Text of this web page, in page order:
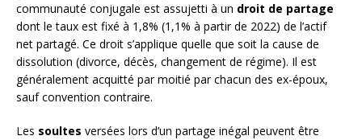
communauté conjugale est assujetti à un droit de partage
dont le taux est fixé à 1,8% (1,1% à partir de 2022) de l’actif
net partagé. Ce droit s’applique quelle que soit la cause de
dissolution (divorce, décès, changement de régime). Il est
généralement acquitté par moitié par chacun des ex-époux,
sauf convention contraire.
Les soultes versées lors d’un partage inégal peuvent être